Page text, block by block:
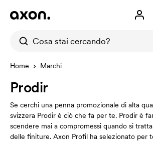
Home Marchi
Prodir
Se cerchi una penna promozionale di alta
svizzera Prodir è ciò che fa per te. Prodir è
scendere mai a compromessi quando si
delle finiture. Axon Profil ha selezionato per